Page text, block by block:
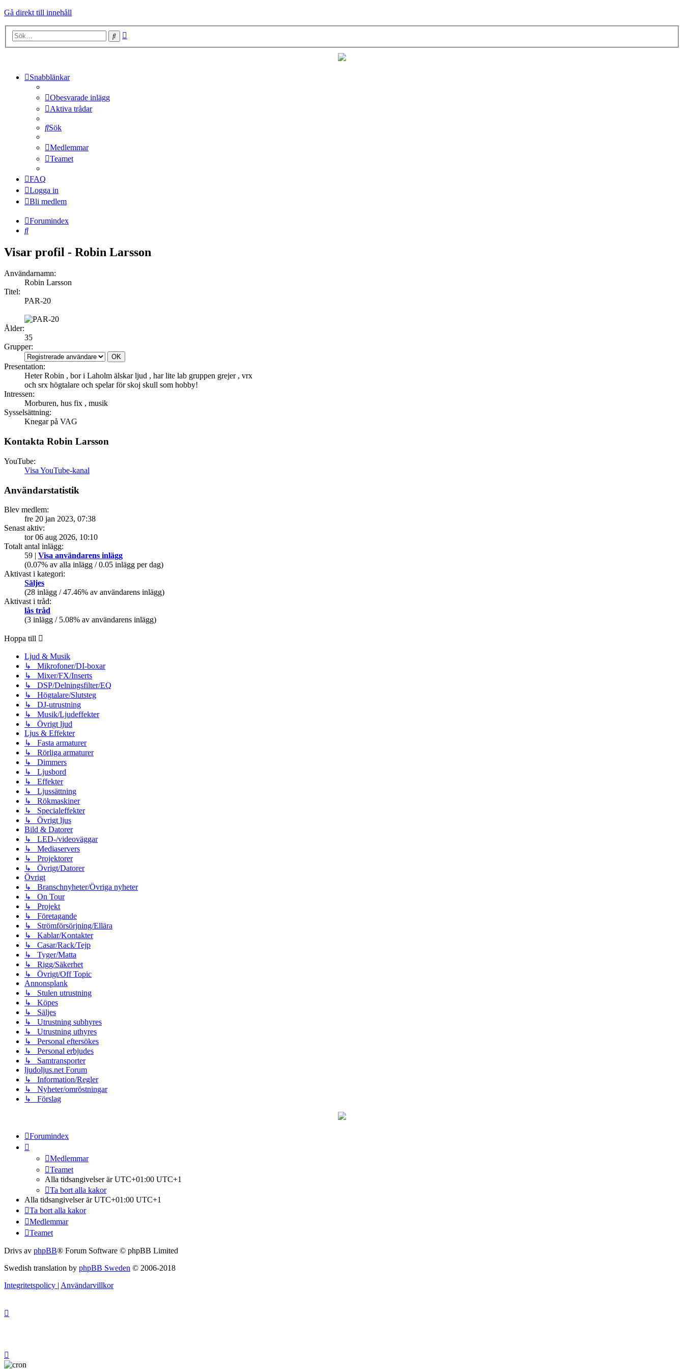
Gå direkt till innehåll
Sök
Snabblänkar
Obesvarade inlägg
Aktiva trådar
Sök
Medlemmar
Teamet
FAQ
Logga in
Bli medlem
Forumindex
Sök
Visar profil - Robin Larsson
Användarnamn:
Robin Larsson
Titel:
PAR-20
Ålder:
35
Grupper:
Presentation:
Heter Robin , bor i Laholm älskar ljud , har lite lab gruppen grejer , vrx
och srx högtalare och spelar för skoj skull som hobby!
Intressen:
Morburen, hus fix , musik
Sysselsättning:
Knegar på VAG
Kontakta Robin Larsson
YouTube:
Visa YouTube-kanal
Användarstatistik
Blev medlem:
fre 20 jan 2023, 07:38
Senast aktiv:
tor 06 aug 2026, 10:10
Totalt antal inlägg:
59 | Visa användarens inlägg
(0.07% av alla inlägg / 0.05 inlägg per dag)
Aktivast i kategori:
Säljes
(28 inlägg / 47.46% av användarens inlägg)
Aktivast i tråd:
lås tråd
(3 inlägg / 5.08% av användarens inlägg)
Hoppa till
Ljud & Musik
↳ Mikrofoner/DI-boxar
↳ Mixer/FX/Inserts
↳ DSP/Delningsfilter/EQ
↳ Högtalare/Slutsteg
↳ DJ-utrustning
↳ Musik/Ljudeffekter
↳ Övrigt ljud
Ljus & Effekter
↳ Fasta armaturer
↳ Rörliga armaturer
↳ Dimmers
↳ Ljusbord
↳ Effekter
↳ Ljussättning
↳ Rökmaskiner
↳ Specialeffekter
↳ Övrigt ljus
Bild & Datorer
↳ LED-/videoväggar
↳ Mediaservers
↳ Projektorer
↳ Övrigt/Datorer
Övrigt
↳ Branschnyheter/Övriga nyheter
↳ On Tour
↳ Projekt
↳ Företagande
↳ Strömförsörjning/Ellära
↳ Kablar/Kontakter
↳ Casar/Rack/Tejp
↳ Tyger/Matta
↳ Rigg/Säkerhet
↳ Övrigt/Off Topic
Annonsplank
↳ Stulen utrustning
↳ Köpes
↳ Säljes
↳ Utrustning subhyres
↳ Utrustning uthyres
↳ Personal eftersökes
↳ Personal erbjudes
↳ Samtransporter
ljudoljus.net Forum
↳ Information/Regler
↳ Nyheter/omröstningar
↳ Förslag
Forumindex
Medlemmar
Teamet
Alla tidsangivelser är UTC+01:00 UTC+1
Ta bort alla kakor
Alla tidsangivelser är UTC+01:00 UTC+1
Ta bort alla kakor
Medlemmar
Teamet
Drivs av phpBB® Forum Software © phpBB Limited
Swedish translation by phpBB Sweden © 2006-2018
Integritetspolicy | Användarvillkor